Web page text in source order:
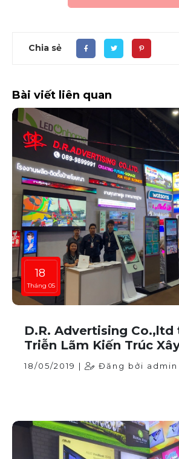
Chia sẻ
Bài viết liên quan
18
Tháng 05
D.R. Advertising Co.,ltd
Triễn Lãm Kiến Trúc
5/2018 tại Impact- Thái
18/05/2019 | Đăng bởi admin